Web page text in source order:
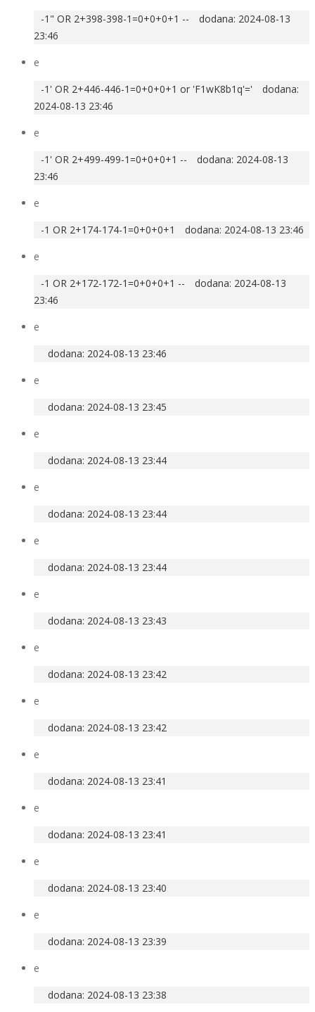
-1" OR 2+398-398-1=0+0+0+1 --
dodana: 2024-08-13
23:46
e
-1' OR 2+446-446-1=0+0+0+1 or 'F1wK8b1q'='
dodana:
2024-08-13 23:46
e
-1' OR 2+499-499-1=0+0+0+1 --
dodana: 2024-08-13
23:46
e
-1 OR 2+174-174-1=0+0+0+1
dodana: 2024-08-13 23:46
e
-1 OR 2+172-172-1=0+0+0+1 --
dodana: 2024-08-13
23:46
e
dodana: 2024-08-13 23:46
e
dodana: 2024-08-13 23:45
e
dodana: 2024-08-13 23:44
e
dodana: 2024-08-13 23:44
e
dodana: 2024-08-13 23:44
e
dodana: 2024-08-13 23:43
e
dodana: 2024-08-13 23:42
e
dodana: 2024-08-13 23:42
e
dodana: 2024-08-13 23:41
e
dodana: 2024-08-13 23:41
e
dodana: 2024-08-13 23:40
e
dodana: 2024-08-13 23:39
e
dodana: 2024-08-13 23:38